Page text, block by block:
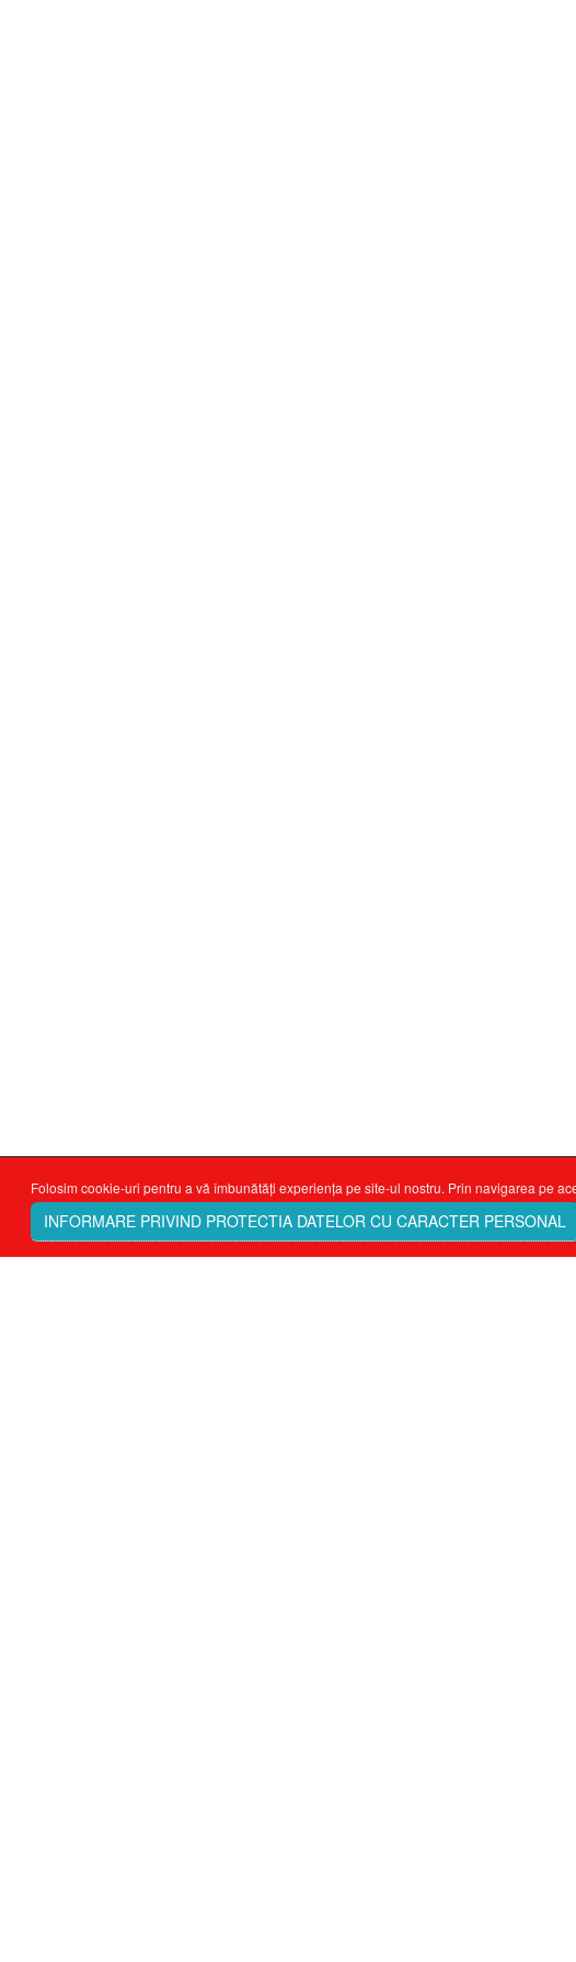
Folosim cookie-uri pentru a vă îmbunătăți experiența pe site-ul nostru. Prin navigarea pe
INFORMARE PRIVIND PROTECTIA DATELOR CU CARACTER PERSONAL